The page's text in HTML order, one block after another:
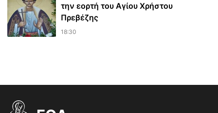
την εορτή του Αγίου Χρήστου
Πρεβέζης
18:30